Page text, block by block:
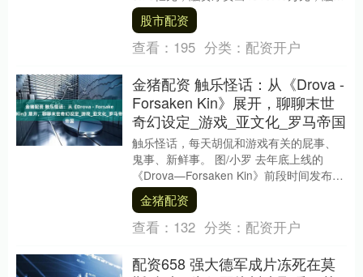
余额16.76亿元，近20个交易日中有....
股市配资
查看： 195 分类： 配资开户
金猪配资 触乐怪话：从《Drova -
Forsaken Kin》展开，聊聊末世
奇幻设定_游戏_亚文化_罗马帝国
触乐怪话，每天胡侃和游戏有关的屁事、
鬼事、新鲜事。 图/小罗 去年底上线的
《Drova—Forsaken Kin》前段时间发布了
1.3版本更新，这是游戏的最后一....
金猪配资
查看： 132 分类： 配资开户
配资658 强大德军成片冻死在莫